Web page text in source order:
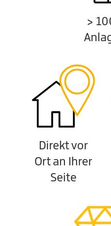
>
Direkt vor
Ort an Ihrer
Seite